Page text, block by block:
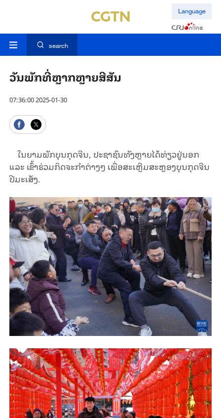
Language
search
ວັນພັກທີ່ຫຼາກຫຼາຍສີສັນ
07:36:00 2025-01-30
ໃນຍາມພັກບຸນກຸດຈີນ, ປະຊາຊົນທັງຫຼາຍໄດ້ທ່ຽວຢູ່ນອກ
ແລະ ເຂົ້າຮ່ວມກິດຈະກຳຕ່າງໆ ເພື່ອສະເຫຼີມສະຫຼອງບຸນກຸດຈີນ
ປີມະເສັງ.